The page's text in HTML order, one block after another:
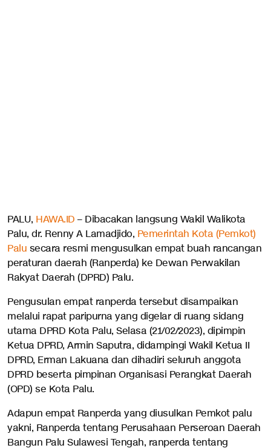
PALU, HAWA.ID – Dibacakan langsung Wakil Walikota
Palu, dr. Renny A Lamadjido, Pemerintah Kota (Pemkot)
Palu secara resmi mengusulkan empat buah rancangan
peraturan daerah (Ranperda) ke Dewan Perwakilan
Rakyat Daerah (DPRD) Palu.
Pengusulan empat ranperda tersebut disampaikan
melalui rapat paripurna yang digelar di ruang sidang
utama DPRD Kota Palu, Selasa (21/02/2023), dipimpin
Ketua DPRD, Armin Saputra, didampingi Wakil Ketua II
DPRD, Erman Lakuana dan dihadiri seluruh anggota
DPRD beserta pimpinan Organisasi Perangkat Daerah
(OPD) se Kota Palu.
Adapun empat Ranperda yang diusulkan Pemkot palu
yakni, Ranperda tentang Perusahaan Perseroan Daerah
Bangun Palu Sulawesi Tengah, ranperda tentang